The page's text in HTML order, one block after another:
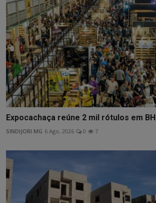
Expocachaça reúne 2 mil rótulos em BH
SINDIJORI MG 6 Ago, 2026 0 7